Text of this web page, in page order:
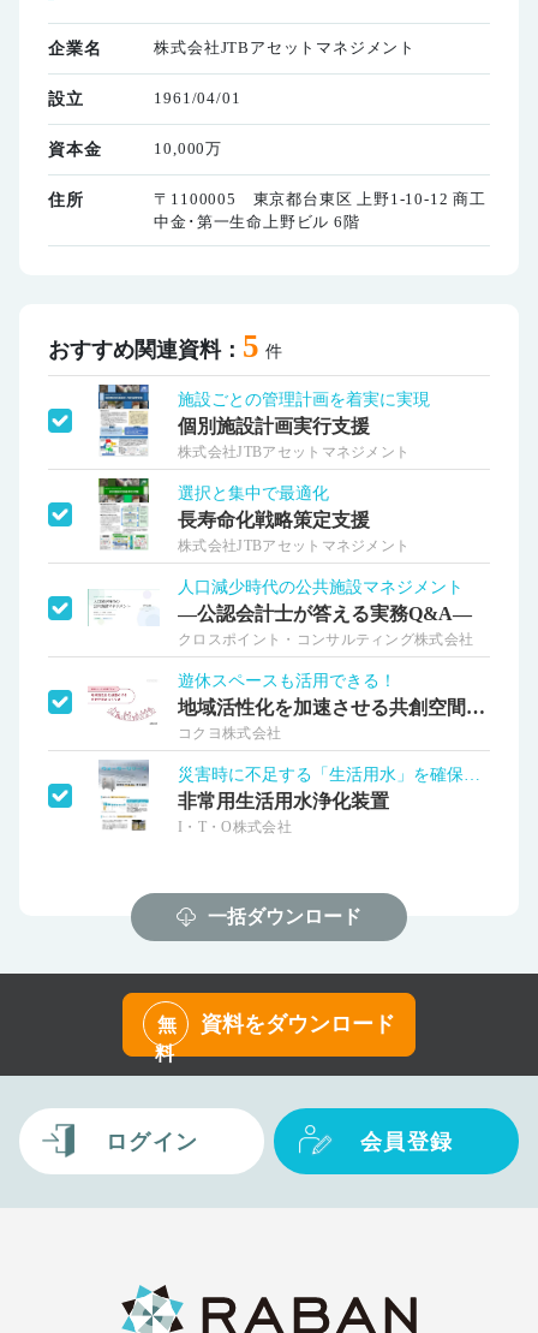
企業名 株式会社JTBアセットマネジメント
設立 1961/04/01
資本金 10,000万
住所
〒1100005 東京都台東区 上野1-10-12 商工
中金･第一生命上野ビル 6階
おすすめ関連資料： 5 件
施設ごとの管理計画を着実に実現
個別施設計画実行支援
株式会社JTBアセットマネジメント
選択と集中で最適化
長寿命化戦略策定支援
株式会社JTBアセットマネジメント
人口減少時代の公共施設マネジメント
―公認会計士が答える実務Q&A―
クロスポイント・コンサルティング株式会社
遊休スペースも活用できる！
地域活性化を加速させる共創空間のつくり方
コクヨ株式会社
非常用生活用水浄化装置
I・T・O株式会社
一括ダウンロード
無
料
資料をダウンロード
ログイン 会員登録